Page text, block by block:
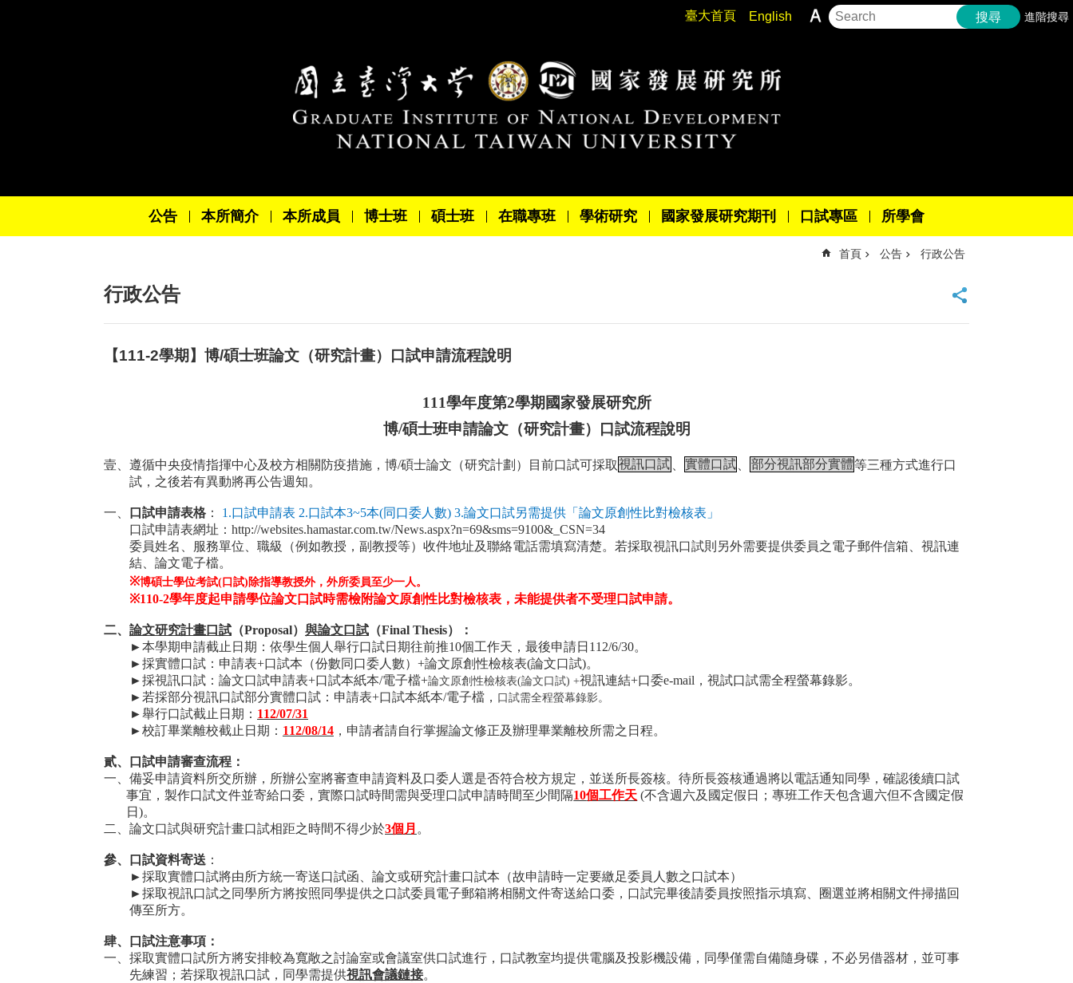
臺大首頁 English 搜尋 進階搜尋
公告 本所簡介 本所成員 博士班 碩士班 在職專班 學術研究 國家發展研究期刊 口試專區 所學會
首頁 公告 行政公告
行政公告
【111-2學期】博/碩士班論文（研究計畫）口試申請流程說明
111學年度第2學期國家發展研究所
博/碩士班申請論文（研究計畫）口試流程說明
壹、 遵循中央疫情指揮中心及校方相關防疫措施，博/碩士論文（研究計劃）目前口試可採取視訊口試 實體口試 部分視訊部分實體等三種方式進行口
試，之後若有異動將再公告週知。
一、 口試申請表格 ： 1.口試申請表 2.口試本3~5本(同口委人數) 3.論文口試另需提供「論文原創性比對檢核表」
口試申請表網址： http://websites.hamastar.com.tw/News.aspx?n=69&sms=9100&_CSN=34
委員姓名、服務單位、職級（例如教授，副教授等）收件地址及聯絡電話需填寫清楚。若採取視訊口試則另外需要提供委員之電子郵件信箱、視訊連
結、論文電子檔。
※博碩士學位考試(口試)除指導教授外，外所委員至少一人。
※110-2學年度起申請學位論文口試時需檢附論文原創性比對檢核表，未能提供者不受理口試申請。
二、 論文研究計畫口試 （Proposal） 與論文口試 （Final Thesis）：
►本學期申請截止日期：依學生個人舉行口試日期往前推10個工作天，最後申請日112/6/30。
►採實體口試：申請表+口試本（份數同口委人數）+論文原創性檢核表(論文口試)。
►採視訊口試：論文口試申請表+口試本紙本/電子檔+論文原創性檢核表(論文口試) +視訊連結+口委e-mail ，視試口試需全程螢幕錄影。
► 若採部分視訊口試部分實體口試：申請表+口試本紙本/電子檔 ， 口試需全程螢幕錄影。
►舉行口試截止日期： 112/07/31
►校訂畢業離校截止日期： 112/08/14 ，申請者請自行掌握論文修正及辦理畢業離校所需之日程。
貳、口試申請審查流程：
一、備妥申請資料所交所辦，所辦公室將審查申請資料及口委人選是否符合校方規定，並送所長簽核。待所長簽核通過將以電話通知同學，確認後續口試
事宜，製作口試文件並寄給口委，實際口試時間需與受理口試申請時間至少間隔10個工作天 (不含週六及國定假日；專班工作天包含週六但不含國定假
日)。
二、論文口試與研究計畫口試相距之時間不得少於3個月 。
參、口試資料寄送 ：
►採取實體口試將由所方統一寄送口試函、論文或研究計畫口試本（故申請時一定要繳足委員人數之口試本）
►採取視訊口試之同學所方將按照同學提供之口試委員電子郵箱將相關文件寄送給口委，口試完畢後請委員按照指示填寫、圈選並將相關文件掃描回
傳至所方。
肆、口試注意事項：
一、採取實體口試所方將安排較為寬敞之討論室或會議室供口試進行，口試教室均提供電腦及投影機設備，同學僅需自備隨身碟，不必另借器材，並可事
先練習；若採取視訊口試，同學需提供視訊會議鏈接。